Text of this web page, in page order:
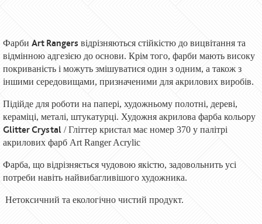
Фарби Art Rangers відрізняються стійкістю до вицвітання та
відмінною адгезією до основи. Крім того, фарби мають високу
покриваність і можуть змішуватися один з одним, а також з
іншими середовищами, призначеними для акрилових виробів.
Підійде для роботи на папері, художньому полотні, дереві,
кераміці, металі, штукатурці. Художня акрилова фарба кольору
Glitter Crystal / Гліттер кристал має номер 370 у палітрі
акрилових фарб Art Ranger Acrylic
Фарба, що відрізняється чудовою якістю, задовольнить усі
потреби навіть найвибагливішого художника.
Нетоксичний та екологічно чистий продукт.